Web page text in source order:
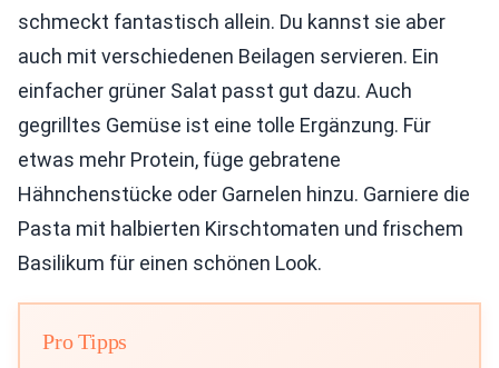
schmeckt fantastisch allein. Du kannst sie aber
auch mit verschiedenen Beilagen servieren. Ein
einfacher grüner Salat passt gut dazu. Auch
gegrilltes Gemüse ist eine tolle Ergänzung. Für
etwas mehr Protein, füge gebratene
Hähnchenstücke oder Garnelen hinzu. Garniere die
Pasta mit halbierten Kirschtomaten und frischem
Basilikum für einen schönen Look.
Pro Tipps